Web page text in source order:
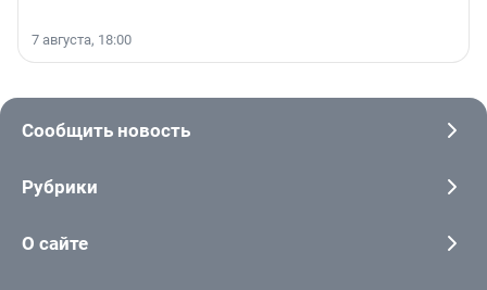
7 августа, 18:00
Сообщить новость
Рубрики
О сайте